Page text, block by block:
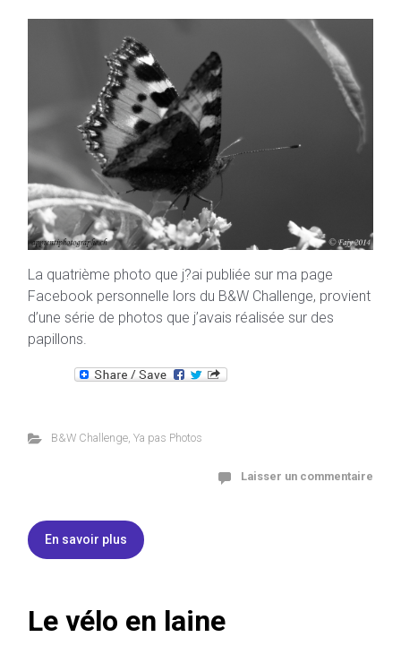
La quatrième photo que j?ai publiée sur ma page
Facebook personnelle lors du B&W Challenge, provient
d’une série de photos que j’avais réalisée sur des
papillons.
B&W Challenge, Ya pas Photos
Laisser un commentaire
En savoir plus
Le vélo en laine